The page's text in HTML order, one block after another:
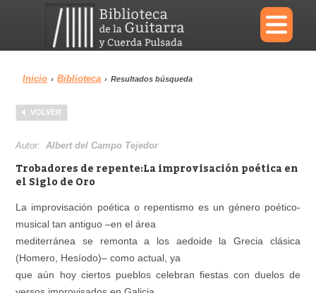
×
Menu
Biblioteca
Área personal Reproductor
Inicio › Biblioteca › Resultados búsqueda
VOLVER
Autor:Albert del Campo Tejedor
Trobadores de repente:La improvisación poética en
el Siglo de Oro
La improvisación poética o repentismo es un género poético-
musical tan antiguo –en el área
mediterránea se remonta a los aedoide la Grecia clásica
(Homero, Hesíodo)– como actual, ya
que aún hoy ciertos pueblos celebran fiestas con duelos de